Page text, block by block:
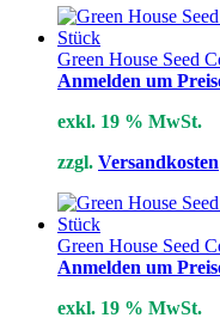
Green House Seed
Anmelden um
exkl. 19 % MwSt.
zzgl. Versandkosten
Green House Seed
Anmelden um
exkl. 19 % MwSt.